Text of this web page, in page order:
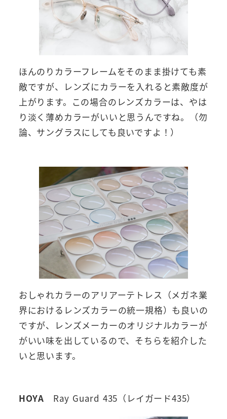
ほんのりカラーフレームをそのまま掛けても素
敵ですが、レンズにカラーを入れると素敵度が
上がります。この場合のレンズカラーは、やは
り淡く薄めカラーがいいと思うんですね。（勿
論、サングラスにしても良いですよ！）
おしゃれカラーのアリアーテトレス（メガネ業
界におけるレンズカラーの統一規格）も良いの
ですが、レンズメーカーのオリジナルカラーが
がいい味を出しているので、そちらを紹介した
いと思います。
HOYA Ray Guard 435（レイガード435）